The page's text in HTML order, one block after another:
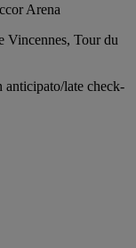
Arena
Vincennes, Tour du
anticipato/late check-